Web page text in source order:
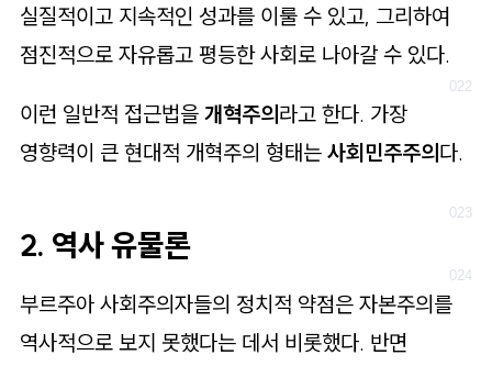
실질적이고 지속적인 성과를 이룰 수 있고, 그리하여
점진적으로 자유롭고 평등한 사회로 나아갈 수 있다.
이런 일반적 접근법을 개혁주의 라고 한다. 가장
영향력이 큰 현대적 개혁주의 형태는 사회민주주의 다.
2. 역사 유물론
부르주아 사회주의자들의 정치적 약점은 자본주의를
역사적으로 보지 못했다는 데서 비롯했다. 반면